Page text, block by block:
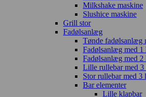
Milkshake maskine
Slushice maskine
Grill stor
Fadølsanlæg
Tønde fadølsanlæg
Fadølsanlæg med 1
Fadølsanlæg med 2
Lille rullebar med 3
Stor rullebar med 3
Bar elementer
Lille klapbar